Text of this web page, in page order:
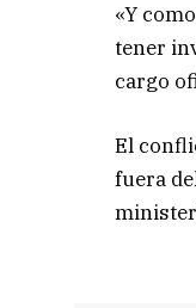
«Y
tener
cargo
El
fuera